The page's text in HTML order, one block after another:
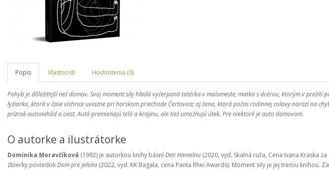
Popis Vlastnosti Hodnotenia (0)
Pohyb je dôležitejší než domov. Svoj moment sily hľadá vyčerpaná tatérka v malomeste; matka s dcérou, ktorým v prežití
lyžiarka, ktorá v čase víchrice uviazne pri horskom priechode Čertovica; aj žena, ktorá počas rodinnej oslavy narazí na
prízrak autonehôd a ciest. Autá premieňajú telá a krajinu, ale tiež umožňujú útek. Pre niektoré je auto domovom.
O autorke a ilustrátorke
Dominika Moravčíková (1992) je autorkou knihy básníDeti Hamelnu (2020, vyd. Skalná ruža, Cena Ivana Kraska
zbierky poviedokDom pre jeleňa (2022, vyd. KK Bagala, cena Panta Rhei Awards). Moment sily je jej treťou knihou.